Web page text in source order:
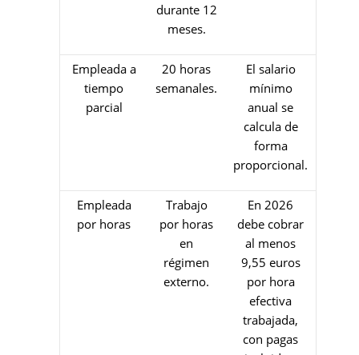
durante 12
meses.
Empleada a
tiempo
parcial
20 horas
semanales.
El salario
mínimo
anual se
calcula de
forma
proporcional.
Empleada
por horas
Trabajo
por horas
en
régimen
externo.
En 2026
debe cobrar
al menos
9,55 euros
por hora
efectiva
trabajada,
con pagas